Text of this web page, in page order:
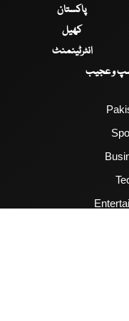
پاکستان
کھیل
انٹرٹینمنٹ
و عجیب